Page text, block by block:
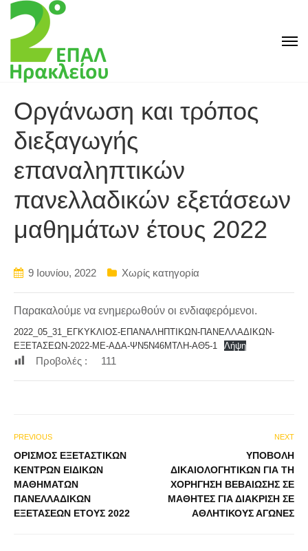
Οργάνωση και τρόπος
διεξαγωγής
επαναληπτικών
πανελλαδικών εξετάσεων
μαθημάτων έτους 2022
9 Ιουνίου, 2022 Χωρίς κατηγορία
Παρακαλούμε να ενημερωθούν οι ενδιαφερόμενοι.
2022_05_31_ΕΓΚΥΚΛΙΟΣ-ΕΠΑΝΑΛΗΠΤΙΚΩΝ-ΠΑΝΕΛΛΑΔΙΚΩΝ-
ΕΞΕΤΑΣΕΩΝ-2022-ΜΕ-ΑΔΑ-ΨΝ5Ν46ΜΤΛΗ-ΑΘ5-1
Λήψη
Προβολές : 111
PREVIOUS
ΟΡΙΣΜΌΣ ΕΞΕΤΑΣΤΙΚΏΝ
ΚΈΝΤΡΩΝ ΕΙΔΙΚΏΝ
ΜΑΘΗΜΆΤΩΝ
ΠΑΝΕΛΛΑΔΙΚΏΝ
ΕΞΕΤΆΣΕΩΝ ΈΤΟΥΣ 2022
NEXT
ΥΠΟΒΟΛΉ
ΔΙΚΑΙΟΛΟΓΗΤΙΚΏΝ ΓΙΑ ΤΗ
ΧΟΡΉΓΗΣΗ ΒΕΒΑΊΩΣΗΣ ΣΕ
ΜΑΘΗΤΈΣ ΓΙΑ ΔΙΆΚΡΙΣΗ ΣΕ
ΑΘΛΗΤΙΚΟΎΣ ΑΓΏΝΕΣ